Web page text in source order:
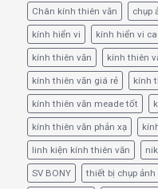
Chân kính thiên văn chụp
kính hiển vi kính hiển vi
kính thiên văn kính thiên
kính thiên văn giá rẻ kính
kính thiên văn meade tốt
kính thiên văn phản xạ
linh kiện kính thiên văn
SV BONY thiết bị chụp ảnh